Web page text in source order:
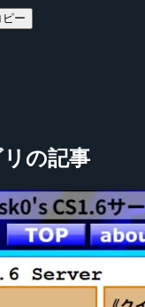
ピー
リの記事